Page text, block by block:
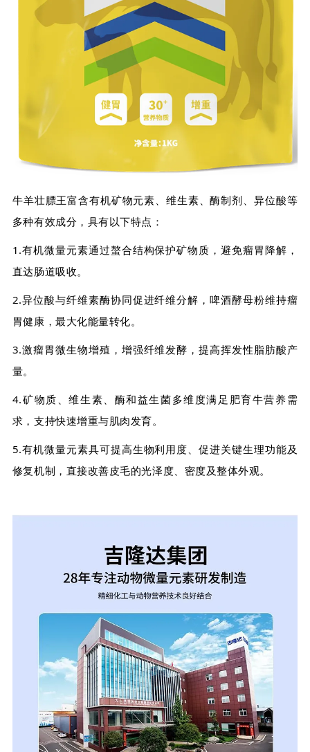
牛羊壮膘王富含有机矿物元素、维生素、酶制剂、异位酸等
多种有效成分，具有以下特点：
1.有机微量元素通过螯合结构保护矿物质，避免瘤胃降解，
直达肠道吸收。
2.异位酸与纤维素酶协同促进纤维分解，啤酒酵母粉维持瘤
胃健康，最大化能量转化。
3.激瘤胃微生物增殖，增强纤维发酵，提高挥发性脂肪酸产
量。
4.矿物质、维生素、酶和益生菌多维度满足肥育牛营养需
求，支持快速增重与肌肉发育。
5.有机微量元素具可提高生物利用度、促进关键生理功能及
修复机制，直接改善皮毛的光泽度、密度及整体外观。